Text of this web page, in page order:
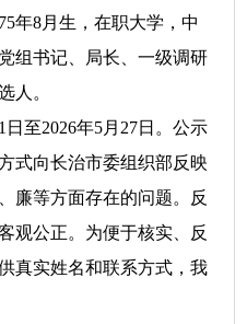
年8月生，在职大学，中
组书记、局长、一级调研
人。
至2026年5月27日。公示
式向长治市委组织部反映
廉等方面存在的问题。反
观公正。为便于核实、反
真实姓名和联系方式，我